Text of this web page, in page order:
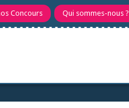
Concours Qui sommes-nous ?